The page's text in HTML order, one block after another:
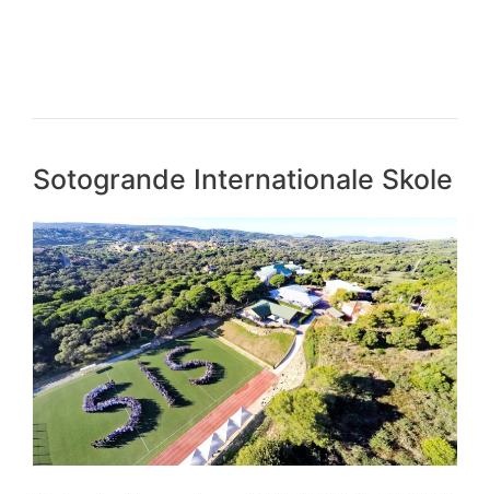
Sotogrande Internationale Skole